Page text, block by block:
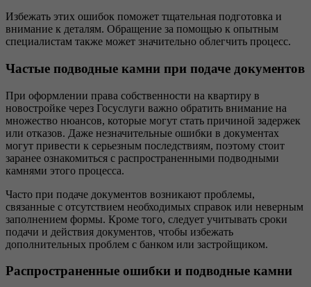
Избежать этих ошибок поможет тщательная подготовка и
внимание к деталям. Обращение за помощью к опытным
специалистам также может значительно облегчить процесс.
Частые подводные камни при подаче документов
При оформлении права собственности на квартиру в
новостройке через Госуслуги важно обратить внимание на
множество нюансов, которые могут стать причиной задержек
или отказов. Даже незначительные ошибки в документах
могут привести к серьезным последствиям, поэтому стоит
заранее ознакомиться с распространенными подводными
камнями этого процесса.
Часто при подаче документов возникают проблемы,
связанные с отсутствием необходимых справок или неверным
заполнением формы. Кроме того, следует учитывать сроки
подачи и действия документов, чтобы избежать
дополнительных проблем с банком или застройщиком.
Распространенные ошибки и подводные камни